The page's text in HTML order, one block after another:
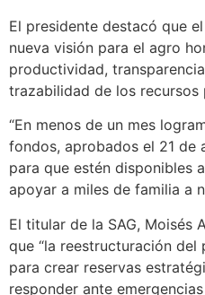
El presidente destacó que
nueva visión para el agro
productividad,
trazabilidad de los recursos
“En menos de un mes
fondos, aprobados el 21 de
para que estén disponibles
apoyar a miles de familia a
El titular de la SAG, Moisés
que “la reestructuración
para crear reservas
responder ante